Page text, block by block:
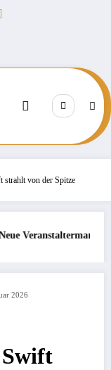
strahlt von der Spitze
2026